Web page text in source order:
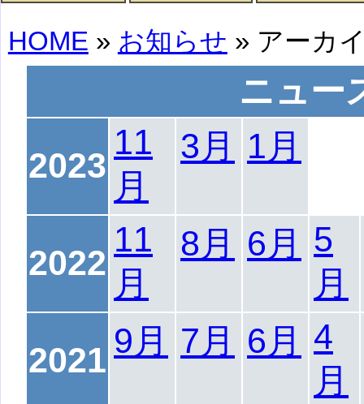
HOME » お知らせ » アーカ
ニュー
2023
11
月
3月 1月
2022
11
月
8月 6月 5
月
2021 9月 7月 6月 4
月